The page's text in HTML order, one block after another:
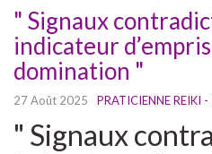
" Signaux
indicateur
domination "
27 Août 2025 PRATICIENNE REIKI
" Signaux